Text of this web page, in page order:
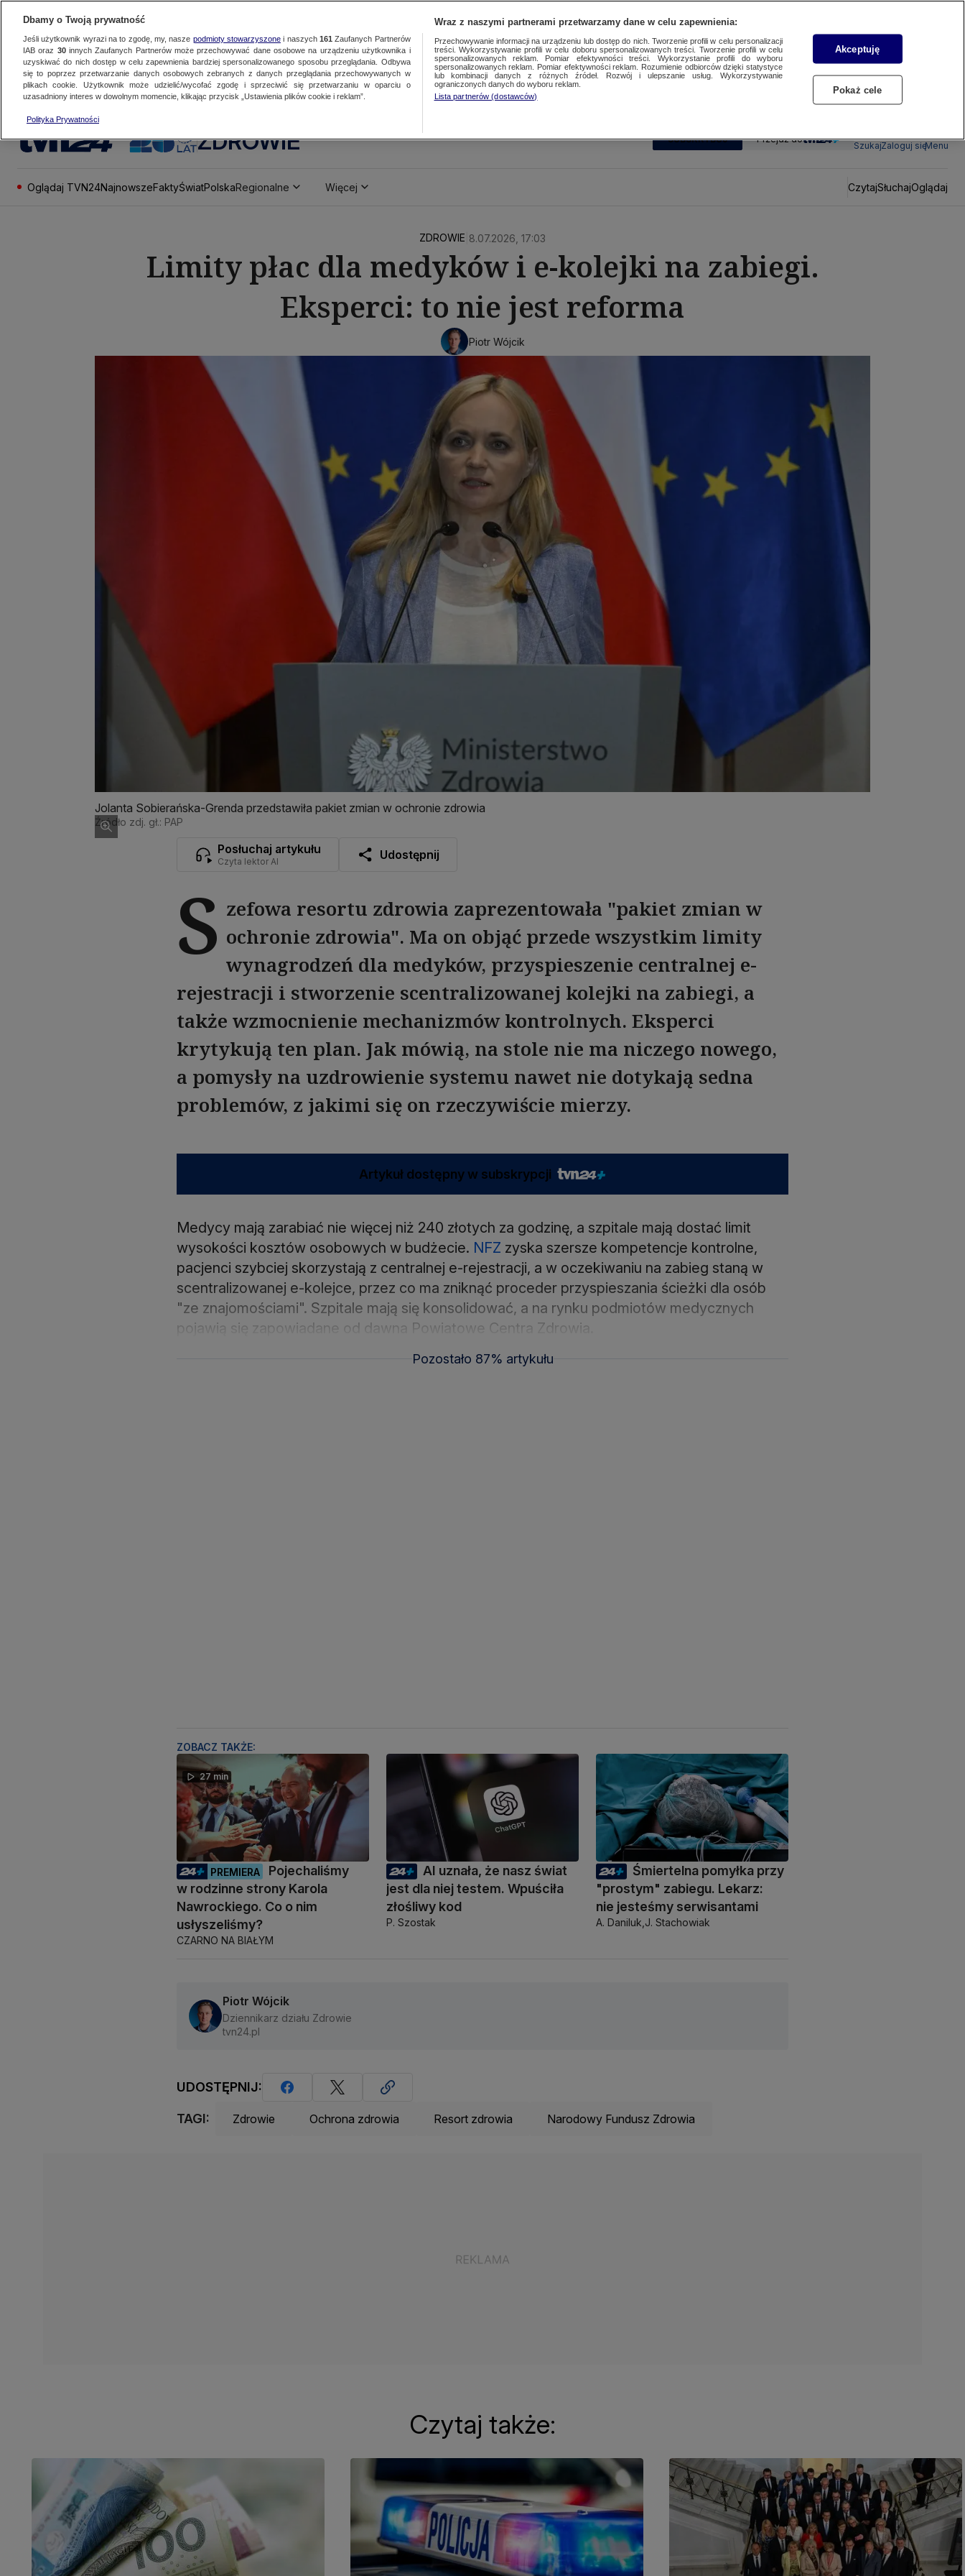
ZDROWIE SUBSKRYBUJ Przejdź do
SzukajZaloguj sięMenu
Oglądaj TVN24NajnowszeFaktyŚwiatPolskaRegionalne Więcej CzytajSłuchajOglądaj
ZDROWIE 8.07.2026, 17:03
Limity płac dla medyków i e-kolejki na zabiegi.
Eksperci: to nie jest reforma
Piotr Wójcik
Jolanta Sobierańska-Grenda przedstawiła pakiet zmian w ochronie zdrowia
Źródło zdj. gł.: PAP
Posłuchaj artykułu
Czyta lektor AI Udostępnij
S zefowa resortu zdrowia zaprezentowała "pakiet zmian w
ochronie zdrowia". Ma on objąć przede wszystkim limity
wynagrodzeń dla medyków, przyspieszenie centralnej e-
rejestracji i stworzenie scentralizowanej kolejki na zabiegi, a
także wzmocnienie mechanizmów kontrolnych. Eksperci
krytykują ten plan. Jak mówią, na stole nie ma niczego nowego,
a pomysły na uzdrowienie systemu nawet nie dotykają sedna
problemów, z jakimi się on rzeczywiście mierzy.
Artykuł dostępny w subskrypcji
Medycy mają zarabiać nie więcej niż 240 złotych za godzinę, a szpitale mają dostać limit
wysokości kosztów osobowych w budżecie. NFZ zyska szersze kompetencje kontrolne,
pacjenci szybciej skorzystają z centralnej e-rejestracji, a w oczekiwaniu na zabieg staną w
scentralizowanej e-kolejce, przez co ma zniknąć proceder przyspieszania ścieżki dla osób
"ze znajomościami". Szpitale mają się konsolidować, a na rynku podmiotów medycznych
pojawią się zapowiadane od dawna Powiatowe Centra Zdrowia.
Pozostało 87% artykułu
ZOBACZ TAKŻE:
27 min
PREMIERA
Pojechaliśmy
w rodzinne strony Karola
Nawrockiego. Co o nim
usłyszeliśmy?
CZARNO NA BIAŁYM
AI uznała, że nasz świat
jest dla niej testem. Wpuściła
złośliwy kod
P. Szostak
Śmiertelna pomyłka przy
"prostym" zabiegu. Lekarz:
nie jesteśmy serwisantami
A. Daniluk, J. Stachowiak
Piotr Wójcik
Dziennikarz działu Zdrowie
tvn24.pl
UDOSTĘPNIJ:
TAGI: Zdrowie Ochrona zdrowia Resort zdrowia Narodowy Fundusz Zdrowia
Czytaj także:
Dbamy o Twoją prywatność
Jeśli użytkownik wyrazi na to zgodę, my, nasze podmioty stowarzyszonei naszych 161 Zaufanych Partnerów
IAB oraz 30innych Zaufanych Partnerów może przechowywać dane osobowe na urządzeniu użytkownika i
uzyskiwać do nich dostęp w celu zapewnienia bardziej spersonalizowanego sposobu przeglądania. Odbywa
się to poprzez przetwarzanie danych osobowych zebranych z danych przeglądania przechowywanych w
plikach cookie. Użytkownik może udzielić/wycofać zgodę i sprzeciwić się przetwarzaniu w oparciu o
uzasadniony interes w dowolnym momencie, klikając przycisk „Ustawienia plików cookie i reklam”.
Polityka Prywatności
Wraz z naszymi partnerami przetwarzamy dane w celu zapewnienia:
Przechowywanie informacji na urządzeniu lub dostęp do nich. Tworzenie profili w celu personalizacji
treści. Wykorzystywanie profili w celu doboru spersonalizowanych treści. Tworzenie profili w celu
spersonalizowanych reklam. Pomiar efektywności treści. Wykorzystanie profili do wyboru
spersonalizowanych reklam. Pomiar efektywności reklam. Rozumienie odbiorców dzięki statystyce
lub kombinacji danych z różnych źródeł. Rozwój i ulepszanie usług. Wykorzystywanie
ograniczonych danych do wyboru reklam.
Lista partnerów (dostawców)
Akceptuję
Pokaż cele